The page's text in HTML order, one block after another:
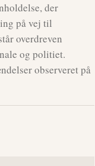
der
på vej til
overdreven
og politiet.
observeret på